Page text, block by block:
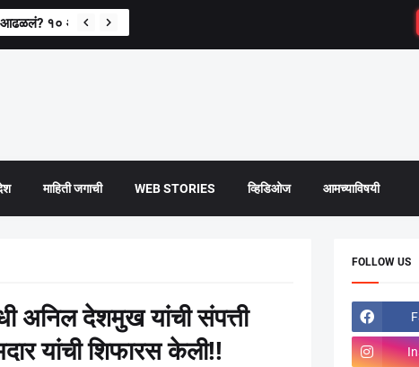
१० आस्थापनांवर धाडी
माहिती जगाची WEB STORIES व्हिडिओज आमच्याविषयी
अनिल देशमुख यांची संपत्ती
यांची शिफारस केली!!
FOLLOW US